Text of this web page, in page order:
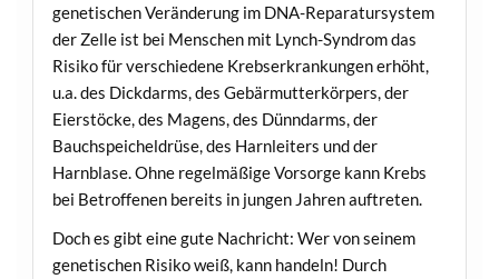
genetischen Veränderung im DNA-Reparatursystem
der Zelle ist bei Menschen mit Lynch-Syndrom das
Risiko für verschiedene Krebserkrankungen erhöht,
u.a. des Dickdarms, des Gebärmutterkörpers, der
Eierstöcke, des Magens, des Dünndarms, der
Bauchspeicheldrüse, des Harnleiters und der
Harnblase. Ohne regelmäßige Vorsorge kann Krebs
bei Betroffenen bereits in jungen Jahren auftreten.
Doch es gibt eine gute Nachricht: Wer von seinem
genetischen Risiko weiß, kann handeln! Durch